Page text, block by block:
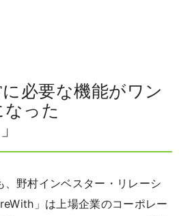
必要な機能がワン
った
、野村インベスター・リレーシ
」は上場企業のコーポレー